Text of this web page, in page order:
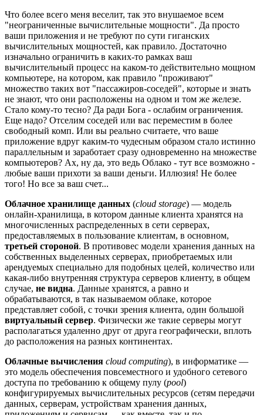
Что более всего меня веселит, так это внушаемое всем
"неограниченные вычислительные мощности". Да просто
ваши приложения и не требуют по сути гиганских
вычислительных мощностей, как правило. Достаточно
изначально ограничить в каких-то рамках ваш
вычислительный процесс на каком-то действительно мощном
компьютере, на котором, как правило "проживают"
множество таких вот "пассажиров-соседей", которые и знать
не знают, что они расположены на одном и том же железе.
Стало кому-то тесно? Да ради Бога - ослабим ограничения.
Еще надо? Отселим соседей или вас переместим в более
свободный комп. Или вы реально считаете, что ваше
приложение вдруг каким-то чудесным образом стало истинно
параллельным и заработает сразу одновременно на множестве
компьютеров? Ах, ну да, это ведь Облако - тут все возможно -
любые ваши прихоти за ваши деньги. Иллюзия! Не более
того! Но все за ваш счет...
Облачное хранилище данных (cloud storage) — модель
онлайн-хранилища, в котором данные клиента хранятся на
многочисленных распределенных в сети серверах,
предоставляемых в пользование клиентам, в основном,
третьей стороной. В противовес модели хранения данных на
собственных выделенных серверах, приобретаемых или
арендуемых специально для подобных целей, количество или
какая-либо внутренняя структура серверов клиенту, в общем
случае, не видна. Данные хранятся, а равно и
обрабатываются, в так называемом облаке, которое
представляет собой, с точки зрения клиента, один большой
виртуальный сервер. Физически же такие серверы могут
располагаться удаленно друг от друга географически, вплоть
до расположения на разных континентах.
Облачные вычисления cloud computing), в информатике —
это модель обеспечения повсеместного и удобного сетевого
доступа по требованию к общему пулу (pool)
конфигурируемых вычислительных ресурсов (сетям передачи
данных, серверам, устройствам хранения данных,